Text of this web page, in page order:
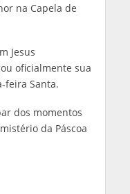
na Capela de
Jesus
oficialmente sua
feira Santa.
dos momentos
da Páscoa